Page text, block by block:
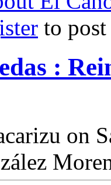
to
:
on